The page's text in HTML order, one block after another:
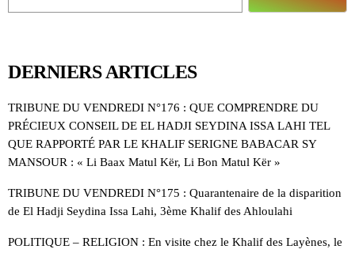
DERNIERS ARTICLES
TRIBUNE DU VENDREDI N°176 : QUE COMPRENDRE DU
PRÉCIEUX CONSEIL DE EL HADJI SEYDINA ISSA LAHI TEL
QUE RAPPORTÉ PAR LE KHALIF SERIGNE BABACAR SY
MANSOUR : « Li Baax Matul Kër, Li Bon Matul Kër »
TRIBUNE DU VENDREDI N°175 : Quarantenaire de la disparition
de El Hadji Seydina Issa Lahi, 3ème Khalif des Ahloulahi
POLITIQUE – RELIGION : En visite chez le Khalif des Layènes, le